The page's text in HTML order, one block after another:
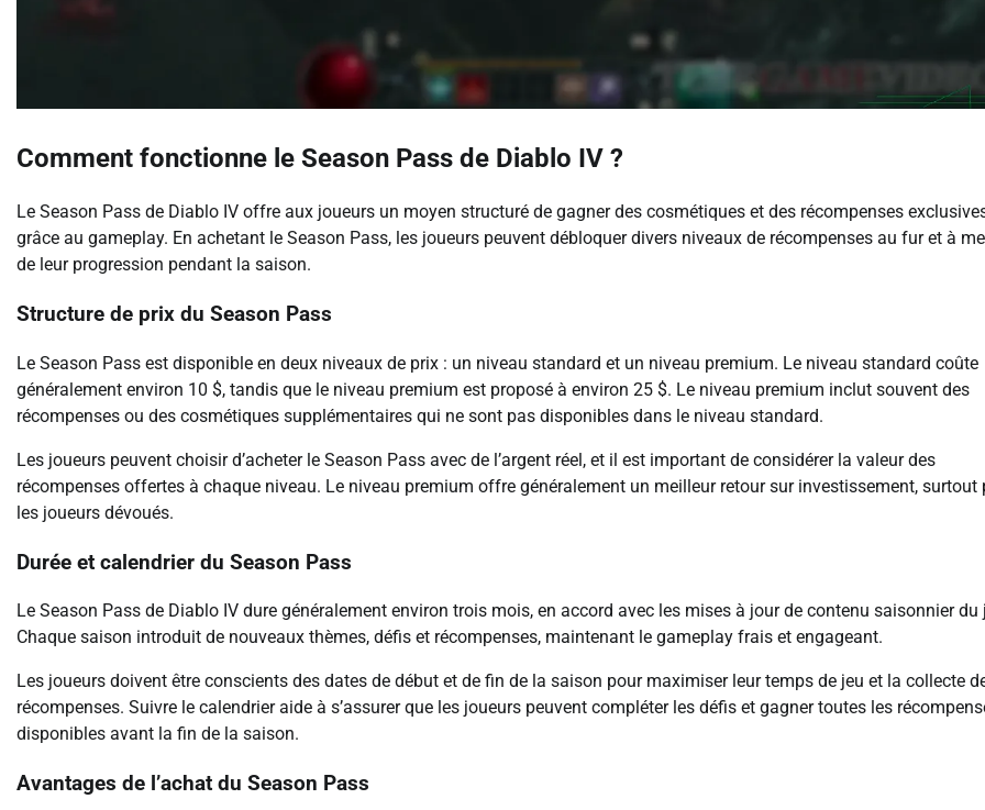
Comment fonctionne le Season Pass de Diablo IV ?
Le Season Pass de Diablo IV offre aux joueurs un moyen structuré de gagner des cosmétiques et des récompenses
grâce au gameplay. En achetant le Season Pass, les joueurs peuvent débloquer divers niveaux de récompenses au fur et à
de leur progression pendant la saison.
Structure de prix du Season Pass
Le Season Pass est disponible en deux niveaux de prix : un niveau standard et un niveau premium. Le niveau standard coûte
généralement environ 10 $, tandis que le niveau premium est proposé à environ 25 $. Le niveau premium inclut souvent des
récompenses ou des cosmétiques supplémentaires qui ne sont pas disponibles dans le niveau standard.
Les joueurs peuvent choisir d’acheter le Season Pass avec de l’argent réel, et il est important de considérer la valeur des
récompenses offertes à chaque niveau. Le niveau premium offre généralement un meilleur retour sur investissement, surtout
les joueurs dévoués.
Durée et calendrier du Season Pass
Le Season Pass de Diablo IV dure généralement environ trois mois, en accord avec les mises à jour de contenu saisonnier du
Chaque saison introduit de nouveaux thèmes, défis et récompenses, maintenant le gameplay frais et engageant.
Les joueurs doivent être conscients des dates de début et de fin de la saison pour maximiser leur temps de jeu et la collecte
récompenses. Suivre le calendrier aide à s’assurer que les joueurs peuvent compléter les défis et gagner toutes les
disponibles avant la fin de la saison.
Avantages de l’achat du Season Pass